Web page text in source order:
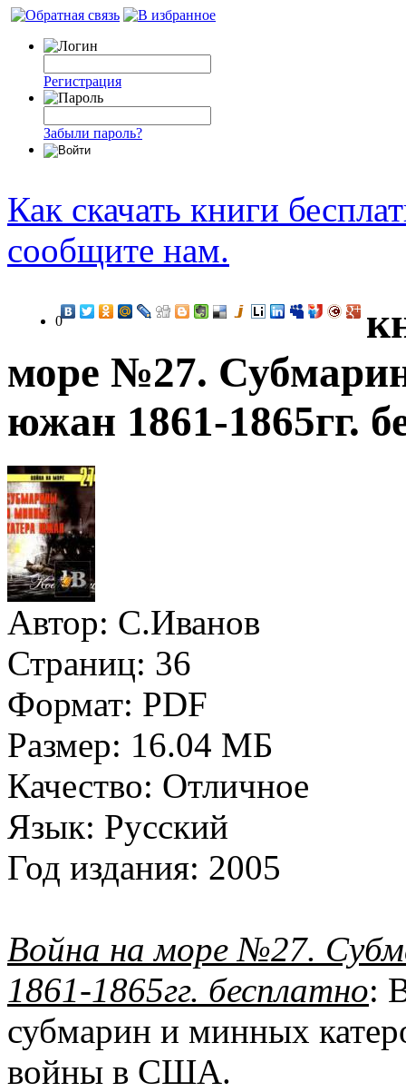
Регистрация
Забыли пароль?
Как скачать книги
сообщите нам.
0
море №27.
южан 1861-1865гг.
Автор: С.Иванов
Страниц: 36
Формат: PDF
Размер: 16.04 МБ
Качество: Отличное
Язык: Русский
Год издания: 2005
Война на море №27.
1861-1865гг. бесплатно:
субмарин и минных
войны в США.